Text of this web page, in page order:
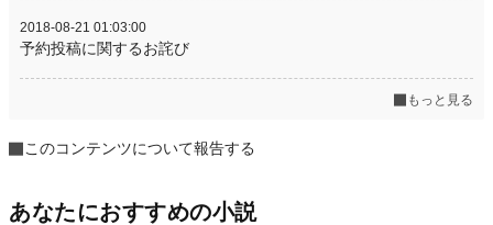
2018-08-21 01:03:00
予約投稿に関するお詫び
もっと見る
このコンテンツについて報告する
あなたにおすすめの小説